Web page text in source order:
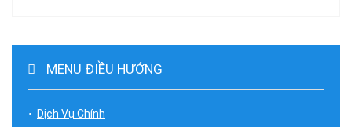
MENU ĐIỀU HƯỚNG
Dịch Vụ Chính